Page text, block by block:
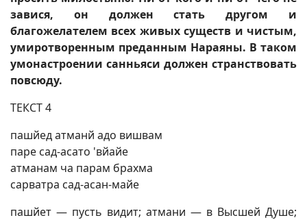
завися, он должен стать другом и
благожелателем всех живых существ и чистым,
умиротворенным преданным Нараяны. В таком
умонастроении санньяси должен странствовать
повсюду.
ТЕКСТ 4
пашйед атманй адо вишвам
паре сад-асато 'вйайе
атманам ча парам брахма
сарватра сад-асан-майе
пашйет — пусть видит; атмани — в Высшей Душе;